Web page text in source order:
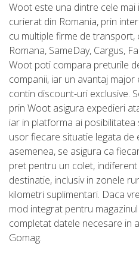
Woot este una dintre cele
curierat din Romania, prin
cu multiple firme de transport,
Romana, SameDay, Cargus,
Woot poti compara preturile
companii, iar un avantaj
contin discount-uri exclusive.
prin Woot asigura expedieri
iar in platforma ai
usor fiecare situatie legata de
asemenea, se asigura ca
pret pentru un colet,
destinatie, inclusiv in zonele
kilometri suplimentari. Daca
mod integrat pentru
completat datele necesare in
Gomag.